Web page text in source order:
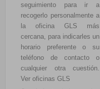
seguimiento para ir a
recogerlo personalmente a
la oficina GLS más
cercana, para indicarles un
horario preferente o su
teléfono de contacto o
cualquier otra cuestión.
Ver oficinas GLS